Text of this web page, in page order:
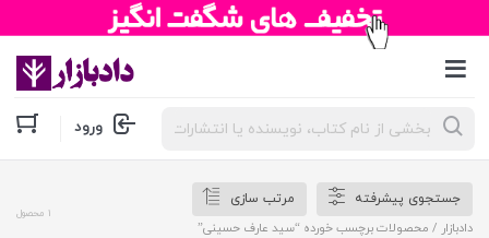
جستجوی
محصولات ورود
جستجوی پیشرفته
مرتب سازی
دادبازار / محصولات برچسب خورده “سید عارف حسینی”
1 محصول